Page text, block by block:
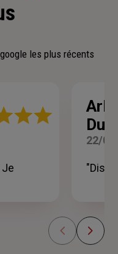
les plus récents
Je
22/